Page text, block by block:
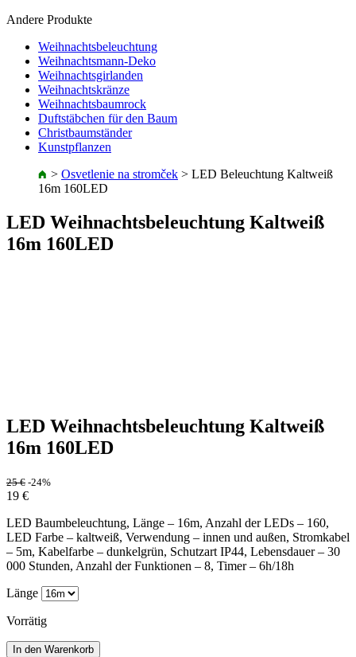
Andere Produkte
Weihnachtsbeleuchtung
Weihnachtsmann-Deko
Weihnachtsgirlanden
Weihnachtskränze
Weihnachtsbaumrock
Duftstäbchen für den Baum
Christbaumständer
Kunstpflanzen
> Osvetlenie na stromček > LED Beleuchtung Kaltweiß
16m 160LED
LED Weihnachtsbeleuchtung Kaltweiß
16m 160LED
LED Weihnachtsbeleuchtung Kaltweiß
16m 160LED
25€ -24%
19 €
LED Baumbeleuchtung, Länge – 16m, Anzahl der LEDs – 160,
LED Farbe – kaltweiß, Verwendung – innen und außen, Stromkabel
– 5m, Kabelfarbe – dunkelgrün, Schutzart IP44, Lebensdauer – 30
000 Stunden, Anzahl der Funktionen – 8, Timer – 6h/18h
Länge
Vorrätig
In den Warenkorb